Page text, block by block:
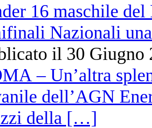
16 maschile
Nazionali
il 30 Giugno